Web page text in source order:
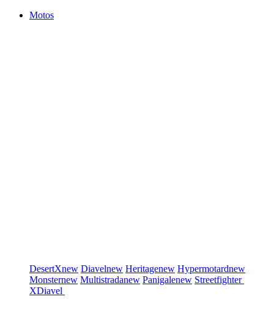
Motos
DesertXnew Diavelnew Heritagenew Hypermotardnew
Monsternew Multistradanew Panigalenew Streetfighter
XDiavel